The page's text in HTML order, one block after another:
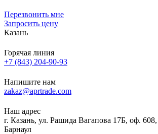
Перезвонить мне
Запросить цену
Казань
Горячая линия
+7 (843) 204-90-93
Напишите нам
zakaz@aprtrade.com
Наш адрес
г. Казань, ул. Рашида Вагапова 17Б, оф.
Барнаул